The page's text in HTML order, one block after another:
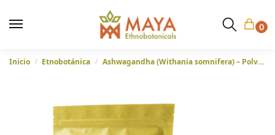
0
Inicio / Etnobotánica / Ashwagandha (Withania somnifera) – Polvo de raíz procedente de la India, 100 gramos